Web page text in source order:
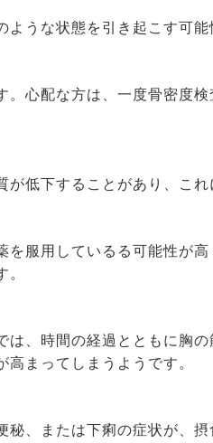
ような状態を引き起こす可能
。心配な方は、一度骨密度
が低下することがあり、こ
を服用しているる可能性が
。
は、時間の経過とともに胸
まってしまうようです。
、または下痢の症状が、摂